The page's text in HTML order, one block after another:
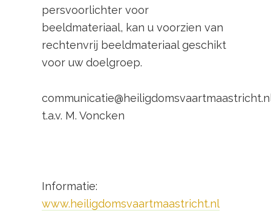
persvoorlichter voor
beeldmateriaal, kan u voorzien van
rechtenvrij beeldmateriaal geschikt
voor uw doelgroep.
t.a.v. M. Voncken
Informatie:
www.heiligdomsvaartmaastricht.nl